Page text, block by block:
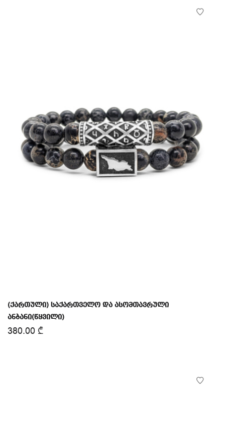
(ქართული) საქართველო და ასომთავრული
ანბანი(წყვილი)
380.00 ₾